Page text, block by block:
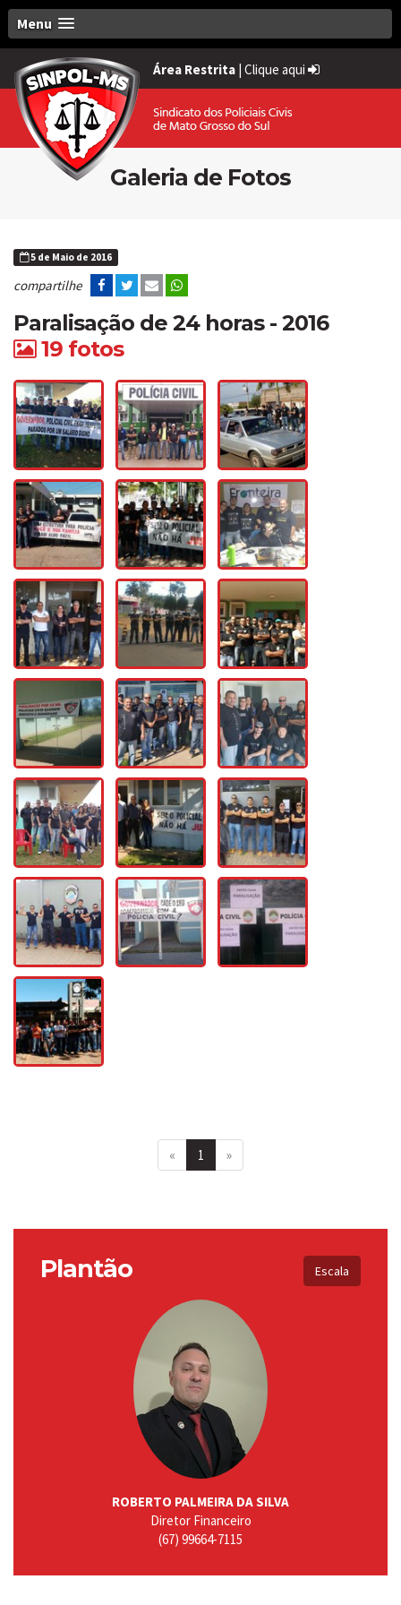
Menu
Área Restrita | Clique aqui
Galeria de Fotos
5 de Maio de 2016
compartilhe
Paralisação de 24 horas - 2016
19 fotos
« 1 »
Plantão Escala
ROBERTO PALMEIRA DA SILVA
Diretor Financeiro
(67) 99664-7115